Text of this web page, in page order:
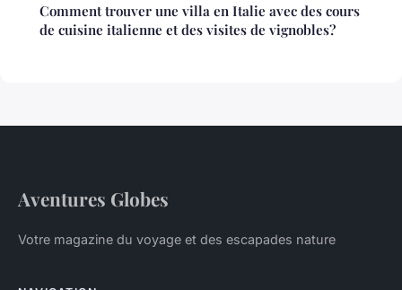
Comment trouver une villa en Italie avec des cours
de cuisine italienne et des visites de vignobles?
Aventures Globes
Votre magazine du voyage et des escapades nature